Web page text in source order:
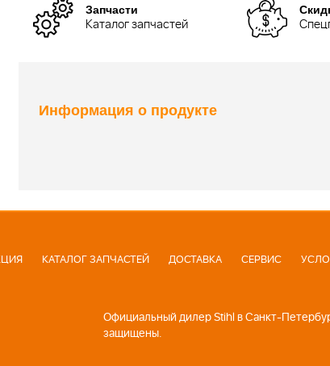
Запчасти
Каталог запчастей
Информация о продукте
КАТАЛОГ ЗАПЧАСТЕЙ ДОСТАВКА СЕРВИС
Официальный дилер Stihl в Санкт-
защищены.